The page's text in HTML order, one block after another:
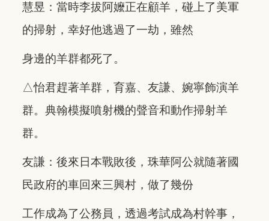
慧昱：當時李拔阿嬤正在顧羊，碰上了美軍
的掃射，幸好他逃過了一劫，雖然
身邊的羊群都死了。
△怡君趕著羊群，育嘉、友謙、婉寧飾演羊
群。典翰模擬噴射機的聲音和動作掃射羊
群。
友謙：後來日本戰敗後，珠華阿公就隨著國
民政府的車回來三興村，做了幾份
工作成為了公務員，透過考試成為村幹事，